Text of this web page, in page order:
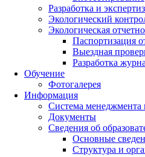
Разработка и
Экологический
Экологическая
Паспортизация
Выездная
Разработка
Обучение
Фотогалерея
Информация
Система менеджмента
Документы
Сведения об
Основные
Структура и